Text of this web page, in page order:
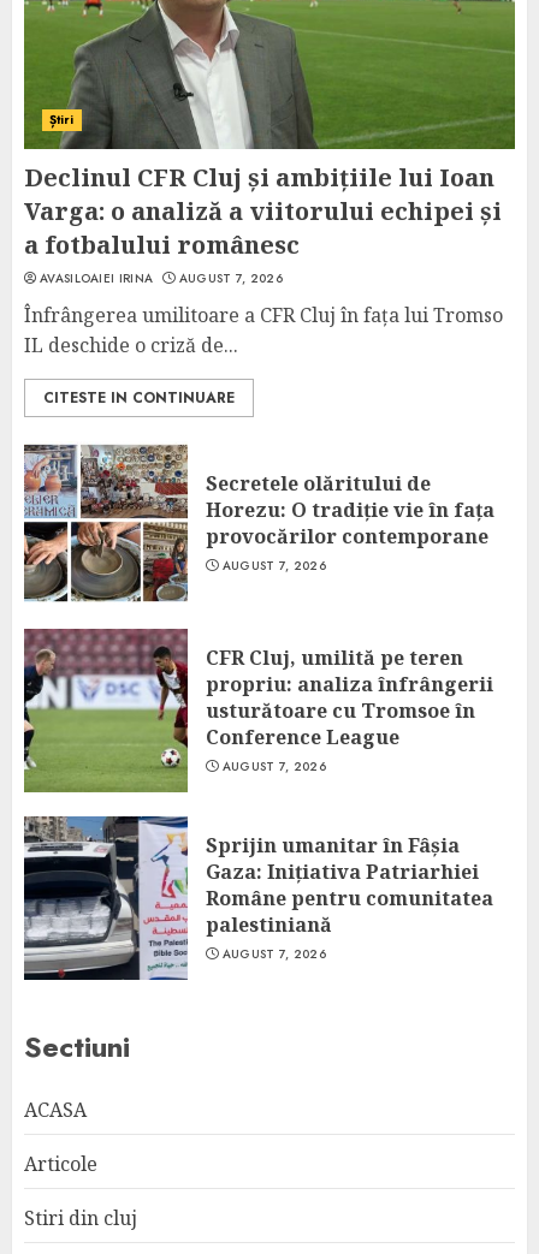
Știri
Declinul CFR Cluj și ambițiile lui Ioan
Varga: o analiză a viitorului echipei și
a fotbalului românesc
AVASILOAIEI IRINA AUGUST 7, 2026
Înfrângerea umilitoare a CFR Cluj în fața lui Tromso
IL deschide o criză de...
CITESTE IN CONTINUARE
Secretele olăritului de
Horezu: O tradiție vie în fața
provocărilor contemporane
AUGUST 7, 2026
CFR Cluj, umilită pe teren
propriu: analiza înfrângerii
usturătoare cu Tromsoe în
Conference League
AUGUST 7, 2026
Sprijin umanitar în Fâșia
Gaza: Inițiativa Patriarhiei
Române pentru comunitatea
palestiniană
AUGUST 7, 2026
Sectiuni
ACASA
Articole
Stiri din cluj